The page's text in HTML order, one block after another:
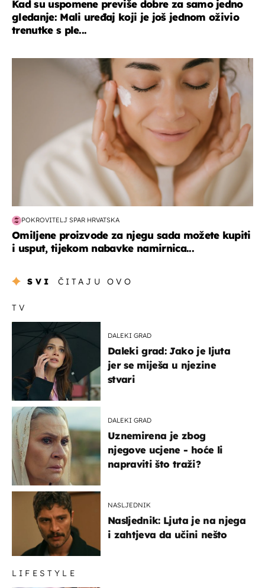
Kad su uspomene previše dobre za samo jedno
gledanje: Mali uređaj koji je još jednom oživio
trenutke s ple...
moda & ljepota
POKROVITELJ SPAR HRVATSKA
Omiljene proizvode za njegu sada možete kupiti
i usput, tijekom nabavke namirnica...
SVI ČITAJU OVO
TV
DALEKI GRAD
Daleki grad: Jako je ljuta
jer se miješa u njezine
stvari
DALEKI GRAD
Uznemirena je zbog
njegove ucjene - hoće li
napraviti što traži?
NASLJEDNIK
Nasljednik: Ljuta je na njega
i zahtjeva da učini nešto
LIFESTYLE